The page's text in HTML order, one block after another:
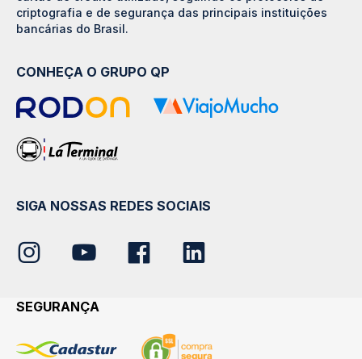
criptografia e de segurança das principais instituições
bancárias do Brasil.
CONHEÇA O GRUPO QP
SIGA NOSSAS REDES SOCIAIS
SEGURANÇA